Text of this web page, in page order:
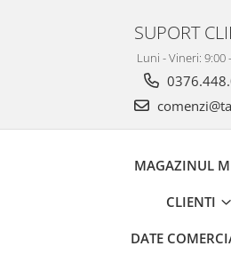
SUPORT
Luni - Vineri: 9:00
MAGAZINUL
CLIENTI
DATE